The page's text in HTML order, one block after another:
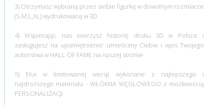
3) Otrzymasz wybraną przez siebie figurkę w dowolnym rozmiarze
(S,M,L,XL) wydrukowaną w 3D
4) Wspierając nas tworzysz historię druku 3D w Polsce i
zasługujesz na upamiętnienie: umieścimy Ciebie i wpis Twojego
autorstwa w HALL OF FAME na naszej stronie
5) Etui w limitowanej wersji wykonane z najlepszego i
najdroższego materiału - WŁÓKNA WĘGLOWEGO z możliwością
PERSONALIZACJI